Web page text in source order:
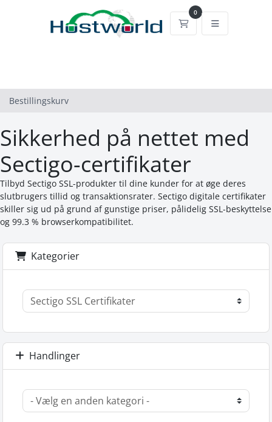
0
Bestillingskurv
Bestillingskurv
Sikkerhed på nettet med
Sectigo-certifikater
Tilbyd Sectigo SSL-produkter til dine kunder for at øge deres
slutbrugers tillid og transaktionsrater. Sectigo digitale certifikater
skiller sig ud på grund af gunstige priser, pålidelig SSL-beskyttelse
og 99.3 % browserkompatibilitet.
Kategorier
Handlinger